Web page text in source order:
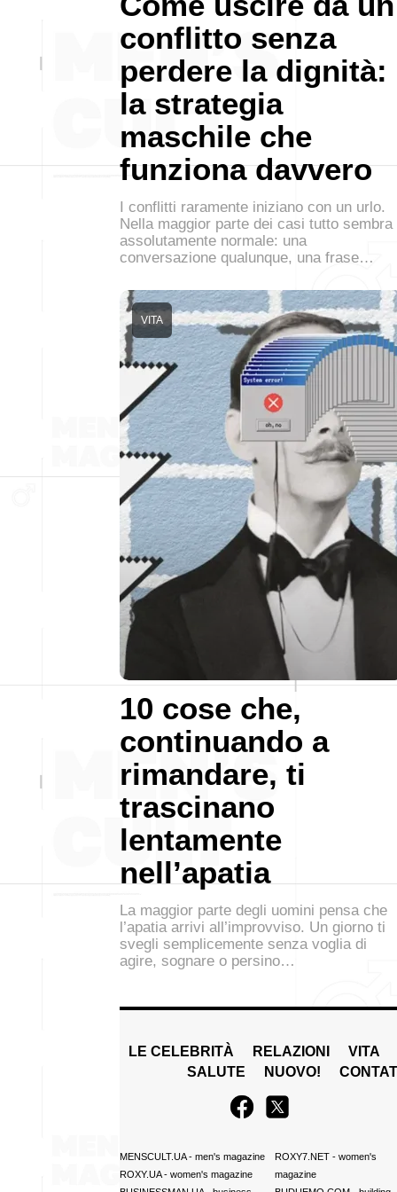
conflitto senza
perdere la dignità:
la strategia
maschile che
funziona davvero
I conflitti raramente iniziano con un urlo.
Nella maggior parte dei casi tutto sembra
assolutamente normale: una
conversazione qualunque, una frase…
10 cose che,
continuando a
rimandare, ti
trascinano
lentamente
nell’apatia
VITA
La maggior parte degli uomini pensa che
l’apatia arrivi all’improvviso. Un giorno ti
svegli semplicemente senza voglia di
agire, sognare o persino…
LE CELEBRITÀ RELAZIONI
VITA
SALUTE
NUOVO!
MENSCULT.UA- men's magazine
ROXY.UA- women's magazine
ROXY7.NET- women's
magazine